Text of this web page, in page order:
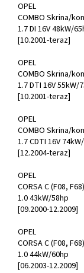
OPEL
COMBO Skrina/
1.7 DI 16V 48kW/
[10.2001-teraz]
OPEL
COMBO Skrina/
1.7 DTI 16V 55kW/
[10.2001-teraz]
OPEL
COMBO Skrina/
1.7 CDTI 16V
[12.2004-teraz]
OPEL
CORSA C (F08,
1.0 43kW/58hp
[09.2000-12.2009]
OPEL
CORSA C (F08,
1.0 44kW/60hp
[06.2003-12.2009]